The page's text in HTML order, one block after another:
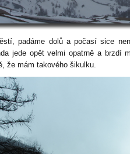
padáme dolů a počasí sice
jede opět velmi opatrně a brzdí
že mám takového šikulku.